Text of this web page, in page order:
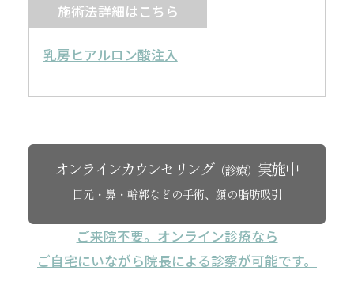
施術法詳細はこちら
乳房ヒアルロン酸注入
オンラインカウンセリング（診療） 実施中
目元・鼻・輪郭などの手術、顔の脂肪吸引
ご来院不要。オンライン診療なら
ご自宅にいながら院長による診察が可能です。